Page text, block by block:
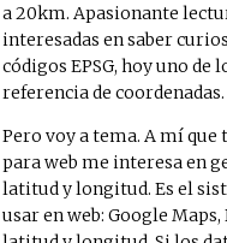
a 20km. Apasionante
interesadas en saber
códigos EPSG, hoy uno de
referencia de coordenadas.
Pero voy a tema. A mí
para web me interesa en
latitud y longitud. Es el
usar en web: Google